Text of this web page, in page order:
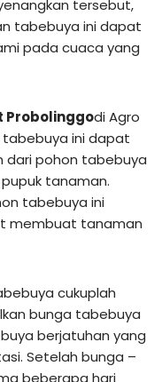
tersebut,
tabebuya ini dapat
pada cuaca yang
Probolinggodi Agro
ini dapat
pohon tabebuya
tanaman.
tabebuya ini
membuat tanaman
cukuplah
bunga tabebuya
berjatuhan yang
Setelah bunga –